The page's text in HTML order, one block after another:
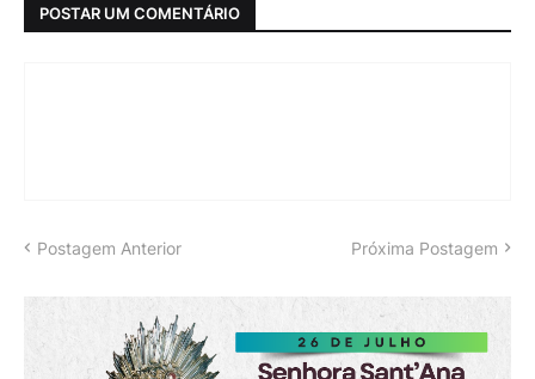
POSTAR UM COMENTÁRIO
Postagem Anterior Próxima Postagem